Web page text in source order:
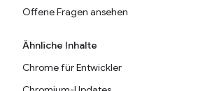
Offene Fragen ansehen
Ähnliche Inhalte
Chrome für Entwickler